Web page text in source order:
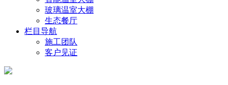
玻璃温室大棚
生态餐厅
栏目导航
施工团队
客户见证